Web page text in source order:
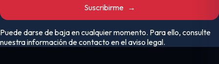
Suscribirme →
Puede darse de baja en cualquier momento. Para ello, consulte
nuestra información de contacto en el aviso legal.